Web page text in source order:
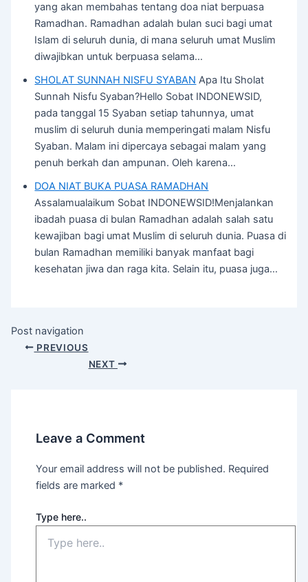
yang akan membahas tentang doa niat berpuasa
Ramadhan. Ramadhan adalah bulan suci bagi umat
Islam di seluruh dunia, di mana seluruh umat Muslim
diwajibkan untuk berpuasa selama…
SHOLAT SUNNAH NISFU SYABAN Apa Itu Sholat
Sunnah Nisfu Syaban?Hello Sobat INDONEWSID,
pada tanggal 15 Syaban setiap tahunnya, umat
muslim di seluruh dunia memperingati malam Nisfu
Syaban. Malam ini dipercaya sebagai malam yang
penuh berkah dan ampunan. Oleh karena…
DOA NIAT BUKA PUASA RAMADHAN
Assalamualaikum Sobat INDONEWSID!Menjalankan
ibadah puasa di bulan Ramadhan adalah salah satu
kewajiban bagi umat Muslim di seluruh dunia. Puasa di
bulan Ramadhan memiliki banyak manfaat bagi
kesehatan jiwa dan raga kita. Selain itu, puasa juga…
Post navigation
PREVIOUS
NEXT
Leave a Comment
Your email address will not be published. Required
fields are marked *
Type here..